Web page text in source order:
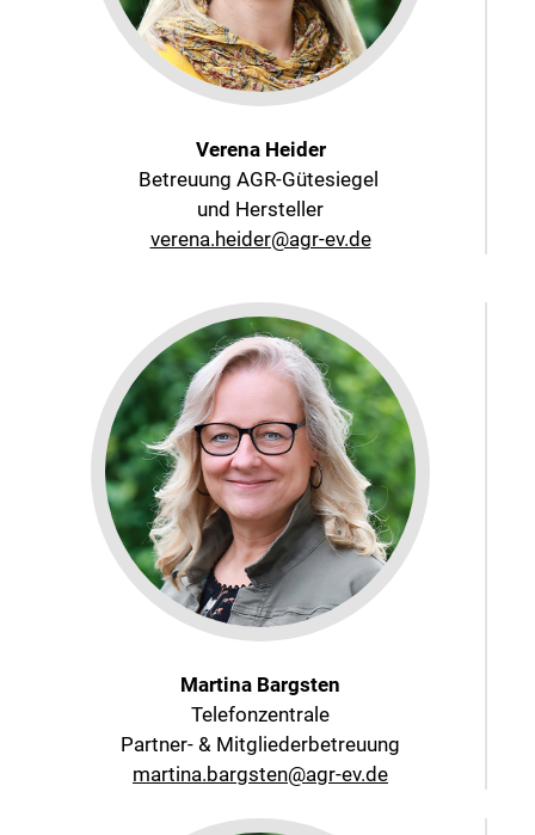
Verena Heider
Betreuung AGR-Gütesiegel
und Hersteller
verena.heider@agr-ev.de
Martina Bargsten
Telefonzentrale
Partner- & Mitgliederbetreuung
martina.bargsten@agr-ev.de